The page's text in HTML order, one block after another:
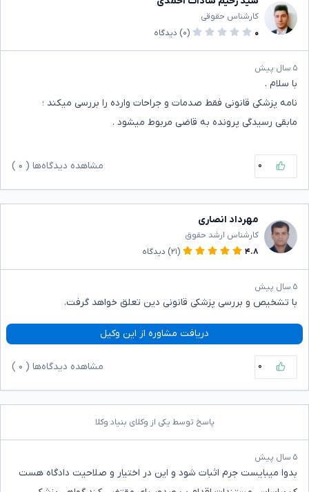
کارشناس حقوقی
۰
(۰) دیدگاه
۵ سال پیش
با سلام .
نامه پزشکی قانونی فقط صدمات و جراحات وارده را بررسی میکند ؛
مابقی رسیدگی پرونده به قاضی مربوط میشود .
۰ مشاهده دیدگاه‌ها ( ۰
مهرداد انصاری
کارشناس ارشد حقوق
۴.۸
(۲۱) دیدگاه
۵ سال پیش
با تشخیص و بررسی پزشکی قانونی دین تعلق خواهد گرفت.
دریافت مشاوره از این وکیل
۰ مشاهده دیدگاه‌ها ( ۰
پاسخ توسط یکی از وکلای بنیاد وکلا
۵ سال پیش
بدوا میبایست جرم اثبات شود و این در اختیار و صلاحیت دادگاه هست